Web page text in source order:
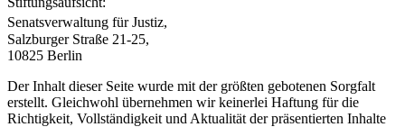
Senatsverwaltung für Justiz,
Salzburger Straße 21-25,
10825 Berlin
Der Inhalt dieser Seite wurde mit der größten gebotenen Sorgfalt
erstellt. Gleichwohl übernehmen wir keinerlei Haftung für die
Richtigkeit, Vollständigkeit und Aktualität der präsentierten Inhalte